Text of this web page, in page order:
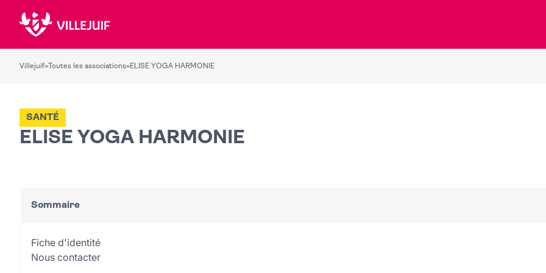
Villejuif» Toutes les associations»ELISE YOGA HARMONIE
ELISE YOGA HARMONIE
SANTÉ
Sommaire
Fiche d'identité
Nous contacter